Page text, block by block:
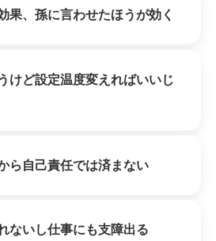
果、孫に言わせたほうが効く
けど設定温度変えればいいじ
ら自己責任では済まない
ないし仕事にも支障出る